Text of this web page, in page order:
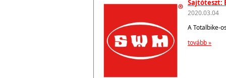
Sajtóteszt:
2020.03.04
A Totalbike-
tovább »